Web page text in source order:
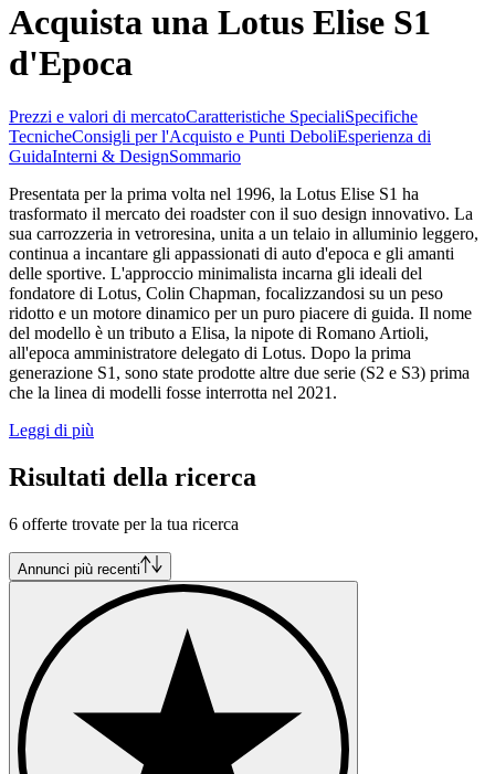
Acquista una Lotus Elise S1
d'Epoca
Prezzi e valori di mercatoCaratteristiche SpecialiSpecifiche
TecnicheConsigli per l'Acquisto e Punti DeboliEsperienza di
GuidaInterni & DesignSommario
Presentata per la prima volta nel 1996, la Lotus Elise S1 ha
trasformato il mercato dei roadster con il suo design innovativo. La
sua carrozzeria in vetroresina, unita a un telaio in alluminio leggero,
continua a incantare gli appassionati di auto d'epoca e gli amanti
delle sportive. L'approccio minimalista incarna gli ideali del
fondatore di Lotus, Colin Chapman, focalizzandosi su un peso
ridotto e un motore dinamico per un puro piacere di guida. Il nome
del modello è un tributo a Elisa, la nipote di Romano Artioli,
all'epoca amministratore delegato di Lotus. Dopo la prima
generazione S1, sono state prodotte altre due serie (S2 e S3) prima
che la linea di modelli fosse interrotta nel 2021.
Leggi di più
Risultati della ricerca
6 offerte trovate per la tua ricerca
Annunci più recenti